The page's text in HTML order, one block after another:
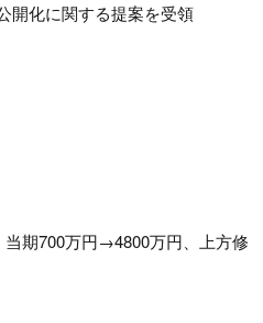
開化に関する提案を受領
期700万円→4800万円、上方修